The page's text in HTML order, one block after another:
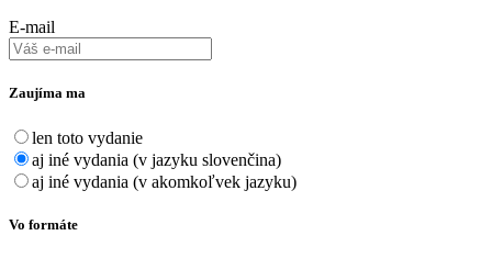
E-mail
Zaujíma ma
len toto vydanie
aj iné vydania (v jazyku slovenčina)
aj iné vydania (v akomkoľvek jazyku)
Vo formáte